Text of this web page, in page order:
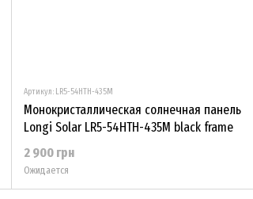
Артикул: LR5-54HTH-435M
Монокристаллическая солнечная панель
Longi Solar LR5-54HTH-435M black frame
2 900 грн
Ожидается